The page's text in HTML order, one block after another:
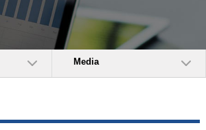
Media